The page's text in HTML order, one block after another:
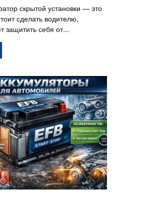
скрытой установки — это
сделать водителю,
защитить себя от...